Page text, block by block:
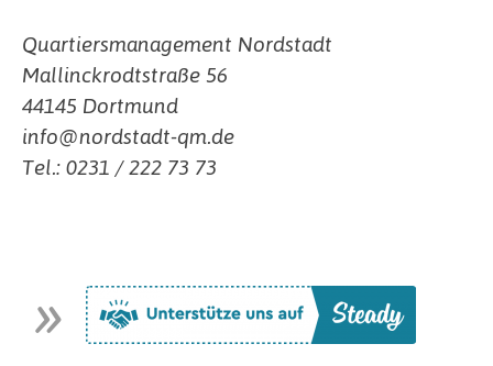
Quartiersmanagement Nordstadt
Mallinckrodtstraße 56
44145 Dortmund
info@nordstadt-qm.de
Tel.: 0231 / 222 73 73